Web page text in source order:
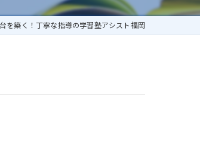
を築く！丁寧な指導の学習塾アシスト福岡